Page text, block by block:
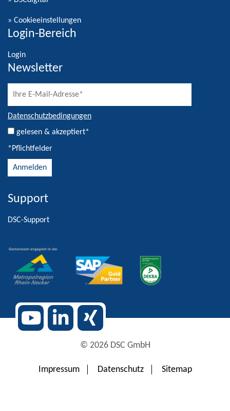
» Cookieeinstellungen
Login-Bereich
Login
Newsletter
Datenschutzbedingungen
gelesen & akzeptiert*
*Pflichtfelder
Alternative:
Support
DSC-Support
© 2026 DSC GmbH
Impressum Datenschutz Sitemap